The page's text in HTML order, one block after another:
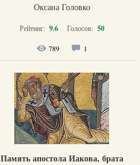
Оксана Головко
Рейтинг: 9.6 Голосов: 50
789 1
Память апостола Иакова, брата